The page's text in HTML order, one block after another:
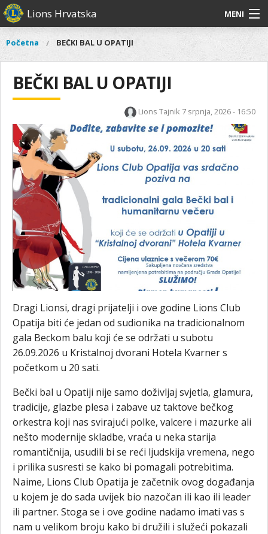
Skoči
na
sadržaj
Lions Hrvatska MENI
O nama
Naši projekti
Glavni
O
nama
Distrikt
126
projekti
Aktivnosti
Vi
ste
ovdje
Početna BEČKI BAL U OPATIJI
BEČKI BAL U OPATIJI
Lions Tajnik 7 srpnja, 2026 - 16:50
Dragi Lionsi, dragi prijatelji i ove godine Lions Club
Opatija biti će jedan od sudionika na tradicionalnom
gala Beckom balu koji će se održati u subotu
26.09.2026 u Kristalnoj dvorani Hotela Kvarner s
početkom u 20 sati.
Bečki bal u Opatiji nije samo doživljaj svjetla, glamura,
tradicije, glazbe plesa i zabave uz taktove bečkog
orkestra koji nas svirajući polke, valcere i mazurke ali
nešto modernije skladbe, vraća u neka starija
romantičnija, usudili bi se reći ljudskija vremena, nego
i prilika susresti se kako bi pomagali potrebitima.
Naime, Lions Club Opatija je začetnik ovog događanja
u kojem je do sada uvijek bio nazočan ili kao ili leader
ili partner. Stoga se i ove godine nadamo imati vas s
nam u velikom broju kako bi družili i služeći pokazali